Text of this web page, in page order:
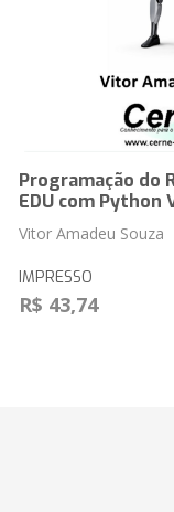
Programação do
EDU com Python
Vitor Amadeu Souza
IMPRESSO
R$ 43,74